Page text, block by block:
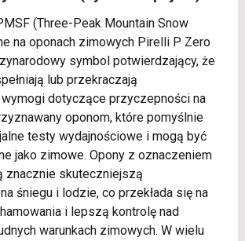
(Three-Peak Mountain Snow
na oponach zimowych Pirelli P Zero
symbol potwierdzający, że
lub przekraczają
dotyczące przyczepności na
oponom, które pomyślnie
testy wydajnościowe i mogą być
jako zimowe. Opony z oznaczeniem
znacznie skuteczniejszą
śniegu i lodzie, co przekłada się na
i lepszą kontrolę nad
warunkach zimowych. W wielu